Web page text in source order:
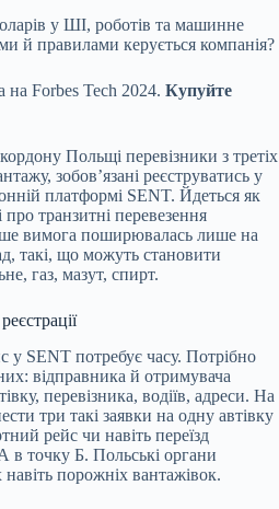
у ШІ, роботів та машинне
й правилами керується компанія?
на Forbes Tech 2024. Купуйте
Польщі перевізники з третіх
зобов’язані реєструватись у
платформі SENT. Йдеться як
транзитні перевезення
вимога поширювалась лише на
такі, що можуть становити
газ, мазут, спирт.
у SENT потребує часу. Потрібно
відправника й отримувача
перевізника, водіїв, адреси. На
три такі заявки на одну автівку
рейс чи навіть переїзд
в точку Б. Польські органи
порожніх вантажівок.